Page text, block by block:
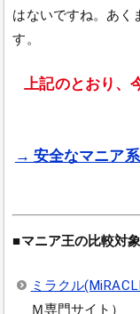
はないですね。あく
す。
上記のとおり
→ 安全なマニア
■マニア王の比較対
ミラクル
Ｍ専門サイト）